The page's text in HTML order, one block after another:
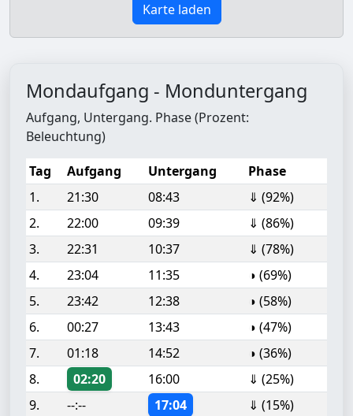
Karte laden
Mondaufgang - Monduntergang
Aufgang, Untergang. Phase (Prozent:
Beleuchtung)
Tag
Aufgang Untergang
Phase
1.
21:30 08:43
⇓ (92%)
2.
22:00 09:39
⇓ (86%)
3.
22:31 10:37
⇓ (78%)
4.
23:04 11:35
◑ (69%)
5.
23:42 12:38
◑ (58%)
6.
00:27 13:43
◑ (47%)
7.
01:18 14:52
◑ (36%)
8.
02:20 16:00
⇓ (25%)
9.
--:-- 17:04
⇓ (15%)